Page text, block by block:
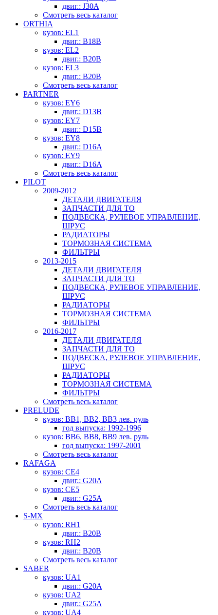
двиг.: J30A
Смотреть весь каталог
ORTHIA
кузов: EL1
двиг.: B18B
кузов: EL2
двиг.: B20B
кузов: EL3
двиг.: B20B
Смотреть весь каталог
PARTNER
кузов: EY6
двиг.: D13B
кузов: EY7
двиг.: D15B
кузов: EY8
двиг.: D16A
кузов: EY9
двиг.: D16A
Смотреть весь каталог
PILOT
2009-2012
ДЕТАЛИ ДВИГАТЕЛЯ
ЗАПЧАСТИ ДЛЯ ТО
ПОДВЕСКА, РУЛЕВОЕ УПРАВЛЕНИЕ,
ШРУС
РАДИАТОРЫ
ТОРМОЗНАЯ СИСТЕМА
ФИЛЬТРЫ
2013-2015
ДЕТАЛИ ДВИГАТЕЛЯ
ЗАПЧАСТИ ДЛЯ ТО
ПОДВЕСКА, РУЛЕВОЕ УПРАВЛЕНИЕ,
ШРУС
РАДИАТОРЫ
ТОРМОЗНАЯ СИСТЕМА
ФИЛЬТРЫ
2016-2017
ДЕТАЛИ ДВИГАТЕЛЯ
ЗАПЧАСТИ ДЛЯ ТО
ПОДВЕСКА, РУЛЕВОЕ УПРАВЛЕНИЕ,
ШРУС
РАДИАТОРЫ
ТОРМОЗНАЯ СИСТЕМА
ФИЛЬТРЫ
Смотреть весь каталог
PRELUDE
кузов: BB1, BB2, BB3 лев. руль
год выпуска: 1992-1996
кузов: BB6, BB8, BB9 лев. руль
год выпуска: 1997-2001
Смотреть весь каталог
RAFAGA
кузов: CE4
двиг.: G20A
кузов: CE5
двиг.: G25A
Смотреть весь каталог
S-MX
кузов: RH1
двиг.: B20B
кузов: RH2
двиг.: B20B
Смотреть весь каталог
SABER
кузов: UA1
двиг.: G20A
кузов: UA2
двиг.: G25A
кузов: UA4